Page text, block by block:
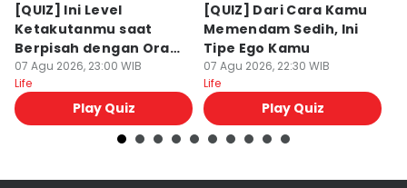
[QUIZ] Ini Level
Ketakutanmu saat
Berpisah dengan Orang
Lain
07 Agu 2026, 23:00 WIB
Life
Play Quiz
[QUIZ] Dari Cara Kamu
Memendam Sedih, Ini
Tipe Ego Kamu
07 Agu 2026, 22:30 WIB
Life
Play Quiz